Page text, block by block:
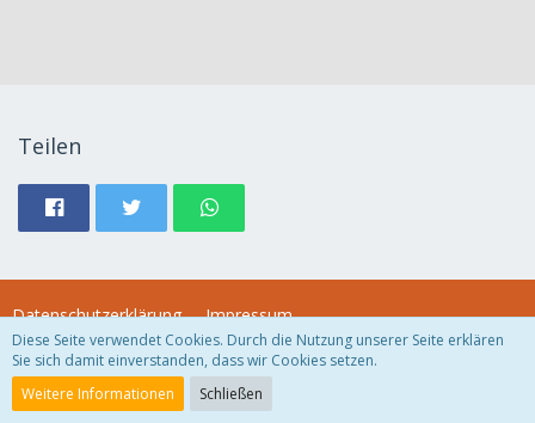
Teilen
Datenschutzerklärung Impressum
Community-Software:
Diese Seite verwendet Cookies. Durch die Nutzung unserer Seite erklären
Sie sich damit einverstanden, dass wir Cookies setzen.
Weitere Informationen
Schließen